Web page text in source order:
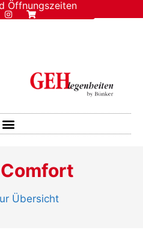
Öffnungszeiten
Übersicht